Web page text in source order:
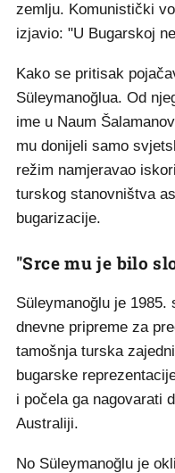
zemlju. Komunistički
izjavio: "U Bugarskoj
Kako se pritisak
Süleymanoğlua. Od
ime u Naum
mu donijeli samo
režim namjeravao
turskog stanovništva
bugarizacije.
"Srce mu je bilo
Süleymanoğlu je 1985.
dnevne pripreme za
tamošnja turska
bugarske
i počela ga nagovarati
Australiji.
No Süleymanoğlu je